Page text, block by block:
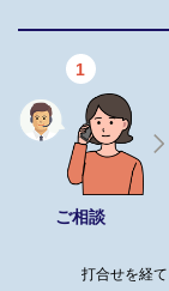
1
ご相談
打合せを経